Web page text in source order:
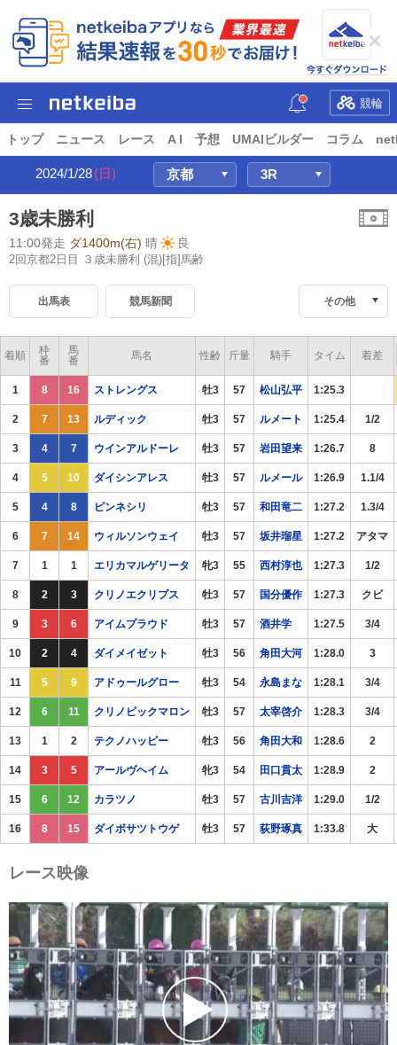
競輪
トップ ニュース レース A I 予想 UMAIビルダー コラム
2024/1/28(日)
3歳未勝利
11:00発走 ダ1400m(右) 晴 良
2回京都2日目 ３歳未勝利 (混)[指]馬齢
出馬表 競馬新聞 その他
着順
枠
番
馬
番
馬名 性齢 斤量 騎手 タイム 着差
1 8 16 ストレングス 牡3 57 松山弘平 1:25.3
2 7 13 ルディック 牡3 57 ルメート 1:25.4 1/2
3 4 7 ウインアルドーレ 牡3 57 岩田望来 1:26.7 8
4 5 10 ダイシンアレス 牡3 57 ルメール 1:26.9 1.1/4
5 4 8 ピンネシリ 牡3 57 和田竜二 1:27.2 1.3/4
6 7 14 ウィルソンウェイ 牡3 57 坂井瑠星 1:27.2 アタマ
7 1 1 エリカマルゲリータ 牝3 55 西村淳也 1:27.3 1/2
8 2 3 クリノエクリプス 牡3 57 国分優作 1:27.3 クビ
9 3 6 アイムプラウド 牡3 57 酒井学 1:27.5 3/4
10 2 4 ダイメイゼット 牡3 56 角田大河 1:28.0 3
11 5 9 アドゥールグロー 牡3 54 永島まな 1:28.1 3/4
12 6 11 クリノビックマロン 牡3 57 太宰啓介 1:28.3 3/4
13 1 2 テクノハッピー 牡3 56 角田大和 1:28.6 2
14 3 5 アールヴヘイム 牝3 54 田口貫太 1:28.9 2
15 6 12 カラツノ 牡3 57 古川吉洋 1:29.0 1/2
16 8 15 ダイボサツトウゲ 牡3 57 荻野琢真 1:33.8 大
レース映像